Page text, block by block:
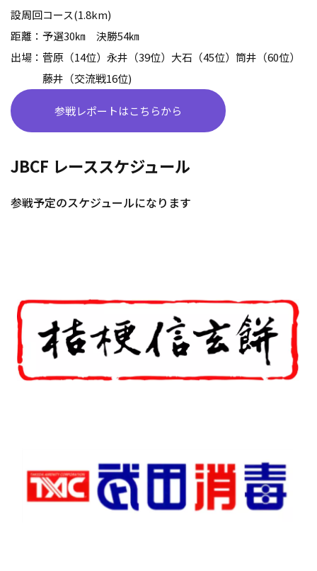
設周回コース(1.8km)
距離：予選30㎞ 決勝54㎞
出場：菅原（14位）永井（39位）大石（45位）筒井（60位）
藤井（交流戦16位)
参戦レポートはこちらから
JBCF レーススケジュール
参戦予定のスケジュールになります